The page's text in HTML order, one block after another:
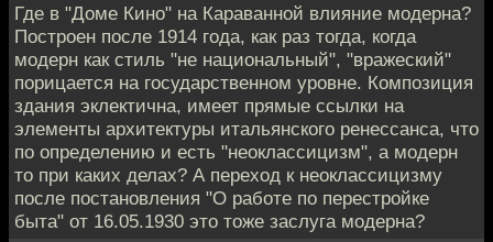
Где в "Доме Кино" на Караванной влияние модерна?
Построен после 1914 года, как раз тогда, когда
модерн как стиль "не национальный", "вражеский"
порицается на государственном уровне. Композиция
здания эклектична, имеет прямые ссылки на
элементы архитектуры итальянского ренессанса, что
по определению и есть "неоклассицизм", а модерн
то при каких делах? А переход к неоклассицизму
после постановления "О работе по перестройке
быта" от 16.05.1930 это тоже заслуга модерна?